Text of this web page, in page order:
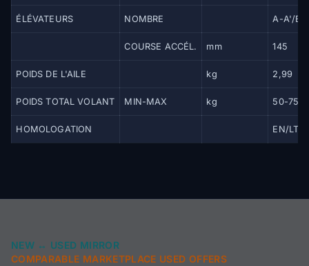
ÉLÉVATEURS NOMBRE A-A'/B/
COURSE ACCÉL. mm 145
POIDS DE L'AILE kg 2,99
POIDS TOTAL VOLANT MIN-MAX kg 50-75
HOMOLOGATION EN/LTF
NEW ↔ USED MIRROR
COMPARABLE MARKETPLACE USED OFFERS